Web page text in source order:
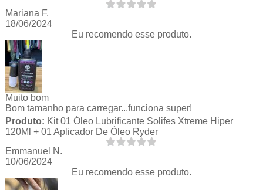
Mariana F.
18/06/2024
Eu recomendo esse produto.
Muito bom
Bom tamanho para carregar...funciona super!
Produto: Kit 01 Óleo Lubrificante Solifes Xtreme Hiper
120Ml + 01 Aplicador De Óleo Ryder
Emmanuel N.
10/06/2024
Eu recomendo esse produto.